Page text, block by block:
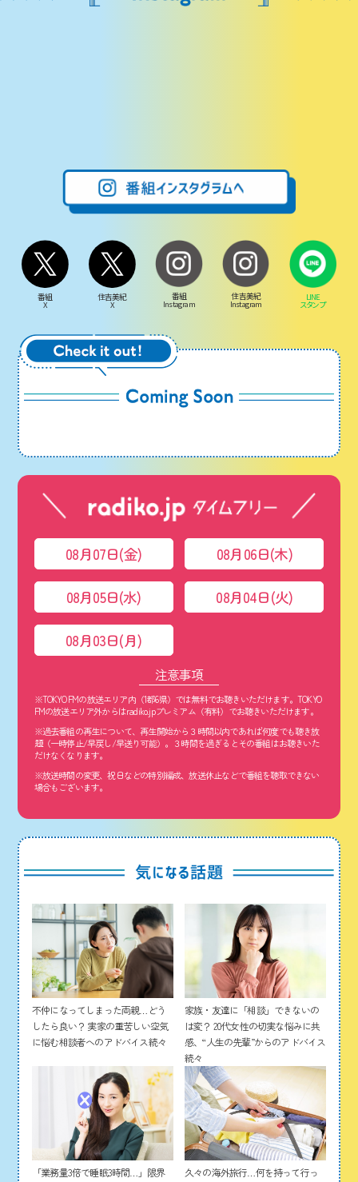
番組
X
住吉美紀
X
番組
Instagram
住吉美紀
Instagram
LINE
スタンプ
08月07日(金) 08月06日(木)
08月05日(水) 08月04日(火)
08月03日(月)
注意事項
※TOKYO FMの放送エリア内（1都6県）では無料でお聴きいただけます。TOKYO
FMの放送エリア外からはradiko.jpプレミアム（有料）でお聴きいただけます。
※過去番組の再生について、再生開始から３時間以内であれば何度でも聴き放
題（一時停止/早戻し/早送り可能）。３時間を過ぎるとその番組はお聴きいた
だけなくなります。
※放送時間の変更、祝日などの特別編成、放送休止などで番組を聴取できない
場合もございます。
不仲になってしまった両親…どう
したら良い？ 実家の重苦しい空気
に悩む相談者へのアドバイス続々
家族・友達に「相談」できないの
は変？ 20代女性の切実な悩みに共
感、“人生の先輩”からのアドバイス
続々
「業務量3倍で睡眠3時間…」限界
久々の海外旅行…何を持って行っ